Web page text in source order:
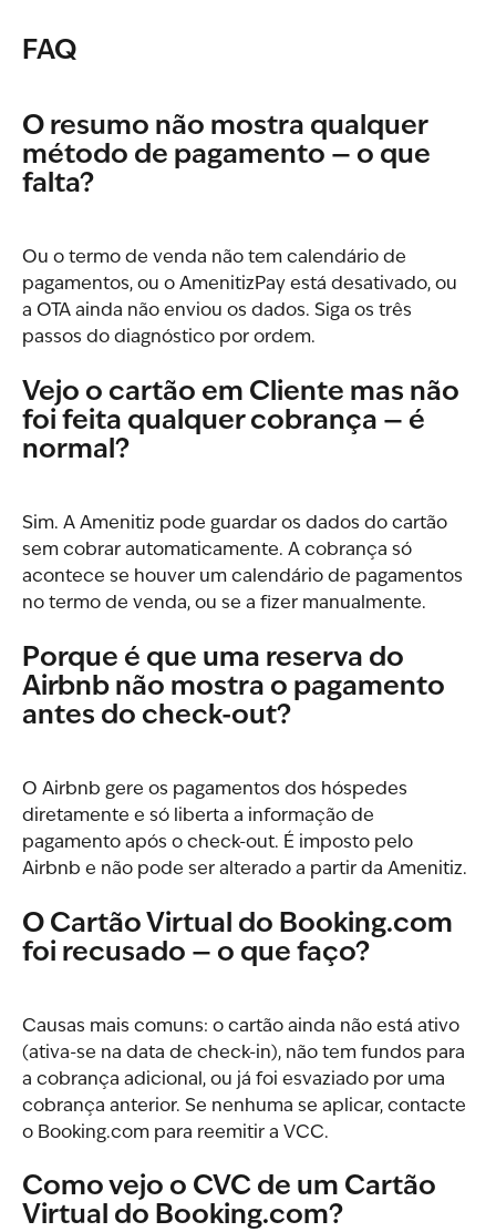
FAQ
O resumo não mostra qualquer
método de pagamento — o que
falta?
Ou o termo de venda não tem calendário de
pagamentos, ou o AmenitizPay está desativado, ou
a OTA ainda não enviou os dados. Siga os três
passos do diagnóstico por ordem.
Vejo o cartão em Cliente mas não
foi feita qualquer cobrança — é
normal?
Sim. A Amenitiz pode guardar os dados do cartão
sem cobrar automaticamente. A cobrança só
acontece se houver um calendário de pagamentos
no termo de venda, ou se a fizer manualmente.
Porque é que uma reserva do
Airbnb não mostra o pagamento
antes do check-out?
O Airbnb gere os pagamentos dos hóspedes
diretamente e só liberta a informação de
pagamento após o check-out. É imposto pelo
Airbnb e não pode ser alterado a partir da Amenitiz.
O Cartão Virtual do Booking.com
foi recusado — o que faço?
Causas mais comuns: o cartão ainda não está ativo
(ativa-se na data de check-in), não tem fundos para
a cobrança adicional, ou já foi esvaziado por uma
cobrança anterior. Se nenhuma se aplicar, contacte
o Booking.com para reemitir a VCC.
Como vejo o CVC de um Cartão
Virtual do Booking.com?